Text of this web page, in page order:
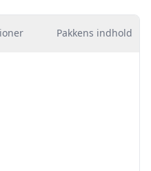
Pakkens indhold